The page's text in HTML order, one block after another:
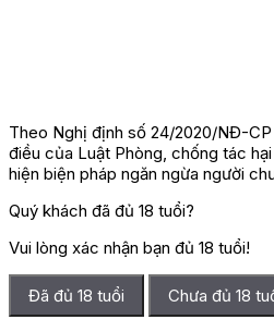
Theo Nghị định số 24/2020/NĐ-
điều của Luật Phòng, chống tác
hiện biện pháp ngăn ngừa người
Quý khách đã đủ 18 tuổi?
Vui lòng xác nhận bạn đủ 18 tuổi!
Đã đủ 18 tuổi Chưa đủ 18